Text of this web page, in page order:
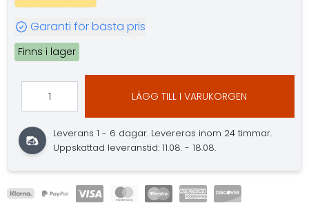
Garanti för bästa pris
Finns i lager
LÄGG TILL I VARUKORGEN
Leverans 1 - 6 dagar. Levereras inom 24 timmar.
Uppskattad leveranstid: 11.08. - 18.08.